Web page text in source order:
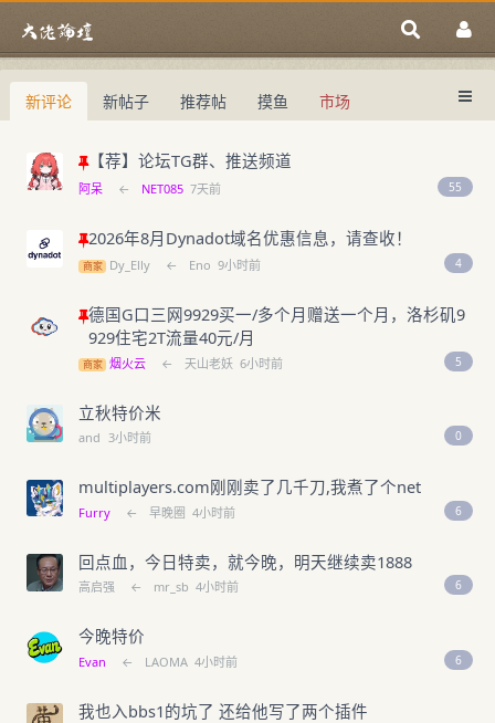
新评论 新帖子 推荐帖 摸鱼 市场
中国域名论坛
大佬论坛专注域名交易、域名投资、域名
中国域名论坛
【荐】论坛TG群、推送频道
阿呆 ← NET085 7天前 55
2026年8月Dynadot域名优惠信息，请查收！
商家 Dy_Elly ← Eno 9小时前 4
德国G口三网9929买一/多个月赠送一个月，洛杉矶9
929住宅2T流量40元/月
商家 烟火云 ← 天山老妖 6小时前 5
立秋特价米
and 3小时前 0
multiplayers.com刚刚卖了几千刀,我煮了个net
Furry ← 早晚圈 4小时前 6
回点血，今日特卖，就今晚，明天继续卖1888
高启强 ← mr_sb 4小时前 6
今晚特价
Evan ← LAOMA 4小时前 6
我也入bbs1的坑了 还给他写了两个插件